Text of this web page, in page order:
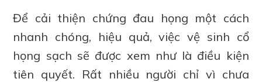
Để cải thiện chứng đau họng một cách
nhanh chóng, hiệu quả, việc vệ sinh cổ
họng sạch sẽ được xem như là điều kiện
tiên quyết. Rất nhiều người chỉ vì chưa